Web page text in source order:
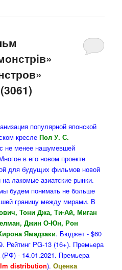
популярной японской
креслеПол У. С.
не менее нашумевшей
в его новом проекте
для будущих фильмов новой
лакомые азиатские рынки.
будем понимать не больше
границу между мирами. В
Тони Джа, Ти-Ай, Миган
Джин О-Юн, Рон
Ямадзаки. Бюджет - $60
Рейтинг PG-13 (16+). Премьера
- 14.01.2021. Премьера
distribution).Оценка